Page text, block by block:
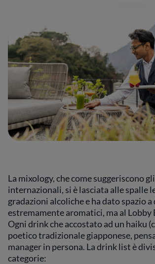
La mixology, che come suggeriscono
internazionali, si è lasciata alle spalle
gradazioni alcoliche e ha dato spazio
estremamente aromatici, ma al Lobby
Ogni drink che accostato ad un haiku
poetico tradizionale giapponese,
manager in persona. La drink list è
categorie: